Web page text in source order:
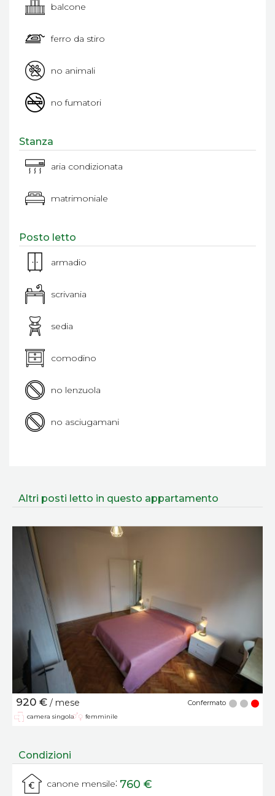
balcone
ferro da stiro
no animali
no fumatori
Stanza
aria condizionata
matrimoniale
Posto letto
armadio
scrivania
sedia
comodino
no lenzuola
no asciugamani
Altri posti letto in questo appartamento
920 € / mese Confermato
camera singola femminile
Condizioni
canone mensile: 760 €